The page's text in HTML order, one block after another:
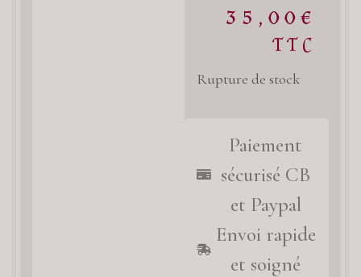
35,00€
TTC
Rupture de stock
Paiement
sécurisé CB
et Paypal
Envoi rapide
et soigné